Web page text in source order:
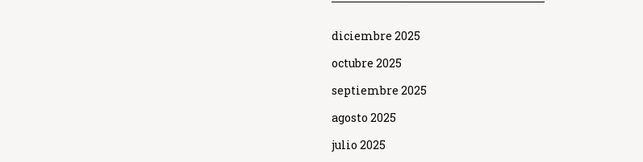
diciembre 2025
octubre 2025
septiembre 2025
agosto 2025
julio 2025